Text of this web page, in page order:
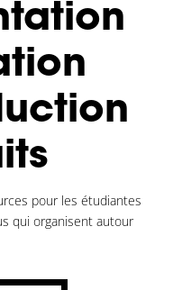
pour les étudiantes
qui organisent autour